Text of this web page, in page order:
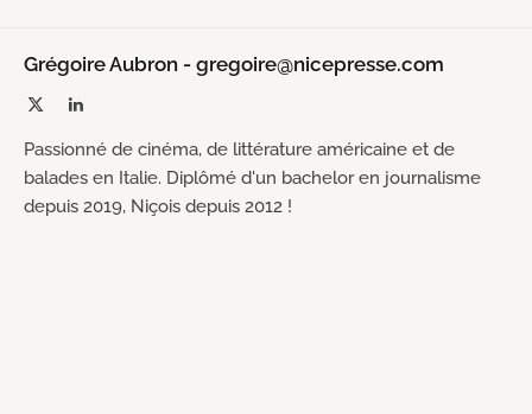
Grégoire Aubron - gregoire@nicepresse.com
LinkedIn
Passionné de cinéma, de littérature américaine et de
balades en Italie. Diplômé d'un bachelor en journalisme
depuis 2019, Niçois depuis 2012 !